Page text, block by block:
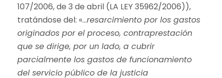
107/2006, de 3 de abril (LA LEY 35962/2006)),
tratándose del: «…resarcimiento por los gastos
originados por el proceso, contraprestación
que se dirige, por un lado, a cubrir
parcialmente los gastos de funcionamiento
del servicio público de la justicia